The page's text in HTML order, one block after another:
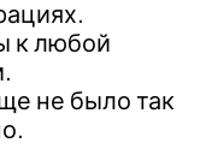
к любой
не было так